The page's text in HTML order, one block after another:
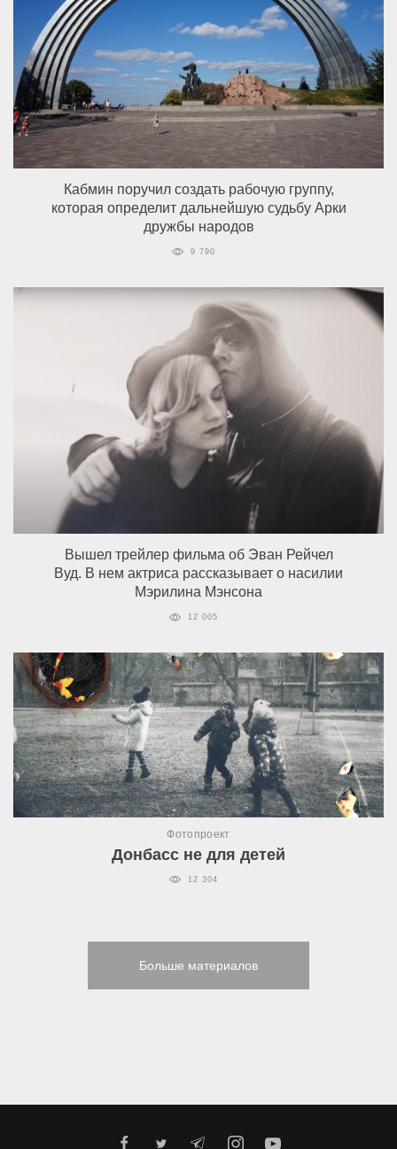
Кабмин поручил создать рабочую группу,
которая определит дальнейшую судьбу Арки
дружбы народов
9 790
Вышел трейлер фильма об Эван Рейчел
Вуд. В нем актриса рассказывает о насилии
Мэрилина Мэнсона
12 005
Фотопроект
Донбасс не для детей
12 304
Больше материалов